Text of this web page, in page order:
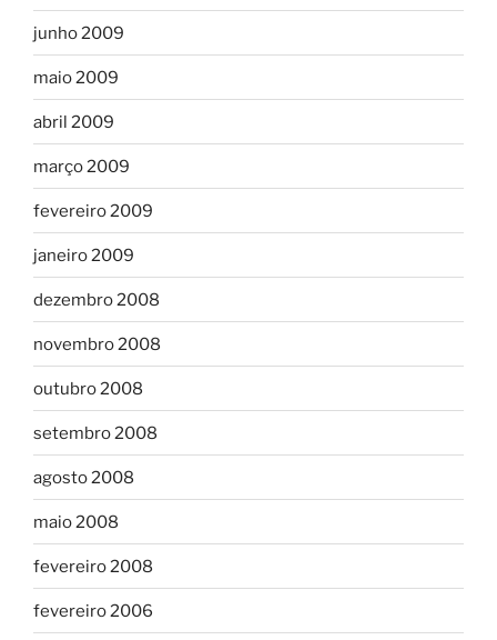
junho 2009
maio 2009
abril 2009
março 2009
fevereiro 2009
janeiro 2009
dezembro 2008
novembro 2008
outubro 2008
setembro 2008
agosto 2008
maio 2008
fevereiro 2008
fevereiro 2006